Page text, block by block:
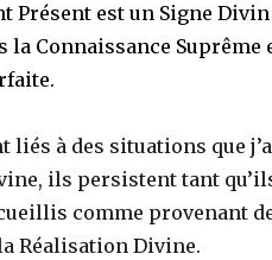
Présent est un Signe Divin
Connaissance Suprême
liés à des situations que
ils persistent tant
comme provenant
Réalisation Divine.